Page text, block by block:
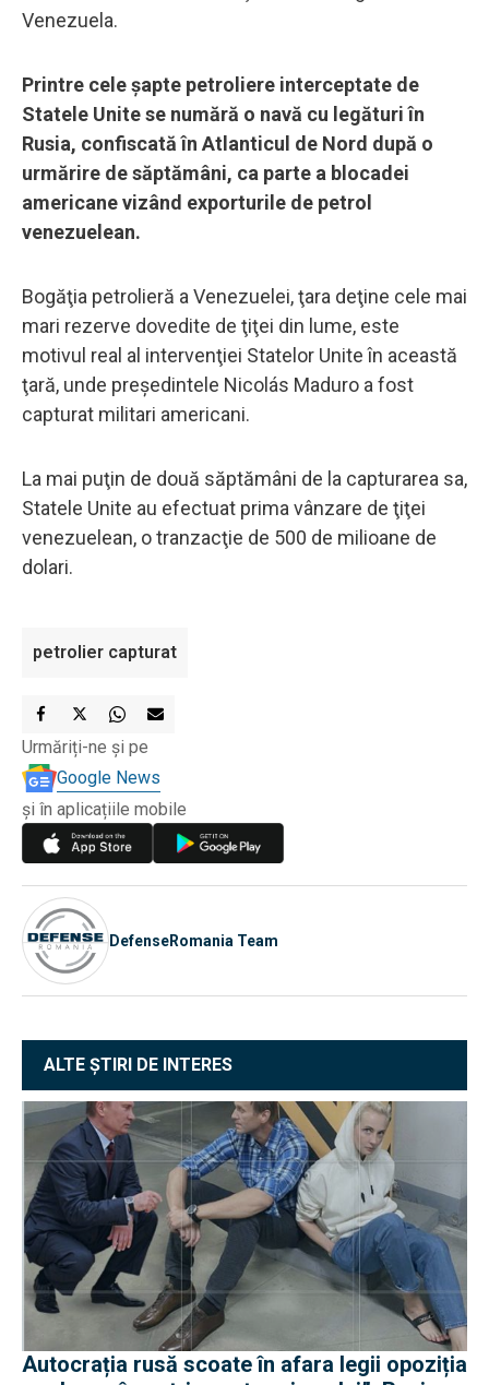
Venezuela.
Printre cele şapte petroliere interceptate de
Statele Unite se numără o navă cu legături în
Rusia, confiscată în Atlanticul de Nord după o
urmărire de săptămâni, ca parte a blocadei
americane vizând exporturile de petrol
venezuelean.
Bogăţia petrolieră a Venezuelei, ţara deţine cele mai
mari rezerve dovedite de ţiţei din lume, este
motivul real al intervenţiei Statelor Unite în această
ţară, unde preşedintele Nicolás Maduro a fost
capturat militari americani.
La mai puţin de două săptămâni de la capturarea sa,
Statele Unite au efectuat prima vânzare de ţiţei
venezuelean, o tranzacţie de 500 de milioane de
dolari.
petrolier capturat
Urmăriți-ne și pe
Google News
și în aplicațiile mobile
DefenseRomania Team
ALTE ȘTIRI DE INTERES
Autocrația rusă scoate în afara legii opoziția